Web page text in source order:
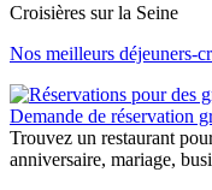
Croisières sur la Seine
Nos meilleurs déjeuners-
Demande de réservation
Trouvez un restaurant
anniversaire, mariage,